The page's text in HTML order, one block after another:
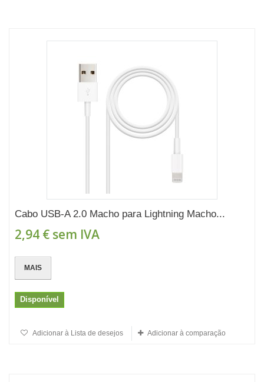
Cabo USB-A 2.0 Macho para Lightning Macho...
2,94 € sem IVA
MAIS
Disponível
Adicionar à Lista de desejos Adicionar à comparação